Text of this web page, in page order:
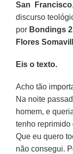
San Francisco
discurso
por Bondings
Flores
Eis o texto.
Acho tão
Na noite
homem, e
tenho reprimido
Que eu quero
não consegui.